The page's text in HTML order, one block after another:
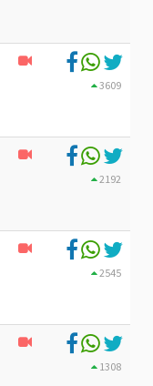
3609
2192
2545
1308